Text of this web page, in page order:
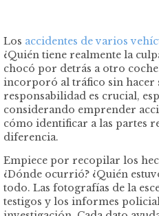
Los accidentes de varios
¿Quién tiene realmente la
chocó por detrás a otro
incorporó al tráfico sin hacer
responsabilidad es crucial,
considerando emprender
cómo identificar a las partes
diferencia.
Empiece por recopilar los
¿Dónde ocurrió? ¿Quién
todo. Las fotografías de la
testigos y los informes